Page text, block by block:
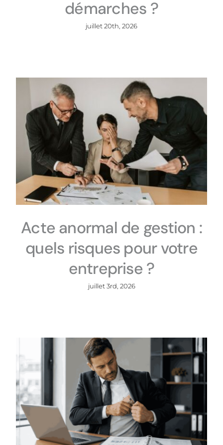
démarches ?
juillet 20th, 2026
Acte anormal de gestion :
quels risques pour votre
entreprise ?
juillet 3rd, 2026